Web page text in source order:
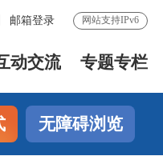
邮箱登录 网站支持IPv6
动交流 专题专栏
无障碍浏览